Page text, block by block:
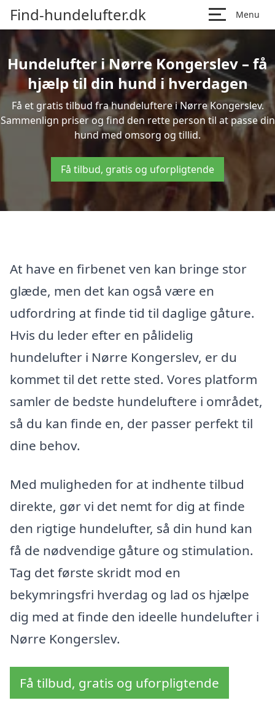
Find-hundelufter.dk Menu
Hundelufter i Nørre Kongerslev – få
hjælp til din hund i hverdagen
Få et gratis tilbud fra hundeluftere i Nørre Kongerslev.
Sammenlign priser og find den rette person til at passe din
hund med omsorg og tillid.
Få tilbud, gratis og uforpligtende
At have en firbenet ven kan bringe stor
glæde, men det kan også være en
udfordring at finde tid til daglige gåture.
Hvis du leder efter en pålidelig
hundelufter i Nørre Kongerslev, er du
kommet til det rette sted. Vores platform
samler de bedste hundeluftere i området,
så du kan finde en, der passer perfekt til
dine behov.
Med muligheden for at indhente tilbud
direkte, gør vi det nemt for dig at finde
den rigtige hundelufter, så din hund kan
få de nødvendige gåture og stimulation.
Tag det første skridt mod en
bekymringsfri hverdag og lad os hjælpe
dig med at finde den ideelle hundelufter i
Nørre Kongerslev.
Få tilbud, gratis og uforpligtende